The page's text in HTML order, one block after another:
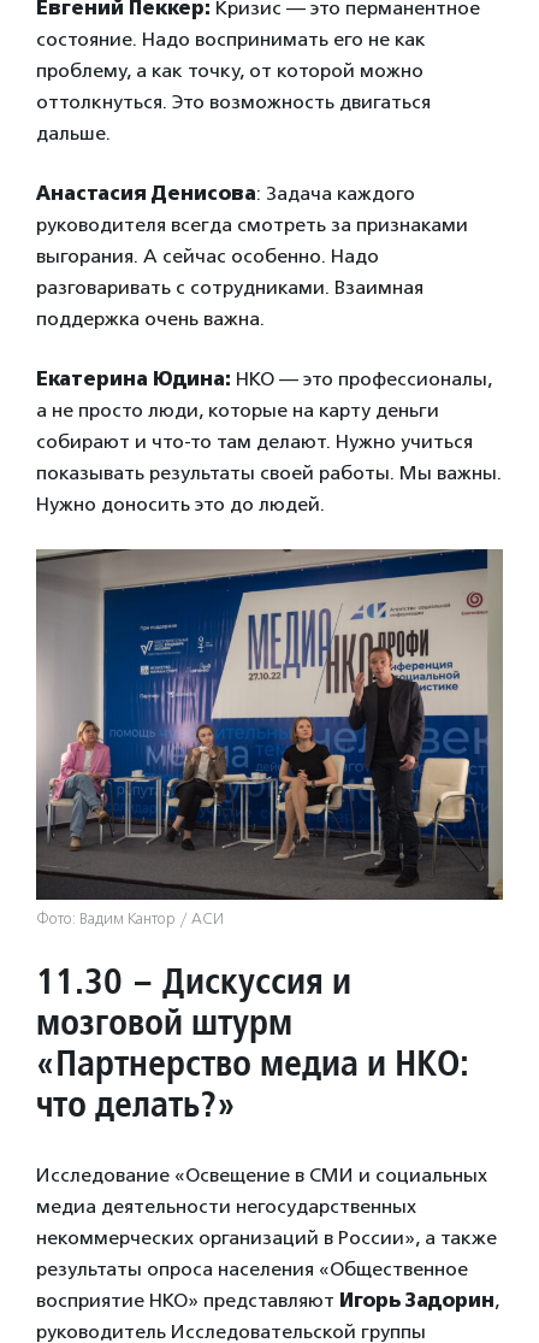
Евгений Пеккер: Кризис — это перманентное
состояние. Надо воспринимать его не как
проблему, а как точку, от которой можно
оттолкнуться. Это возможность двигаться
дальше.
Анастасия Денисова: Задача каждого
руководителя всегда смотреть за признаками
выгорания. А сейчас особенно. Надо
разговаривать с сотрудниками. Взаимная
поддержка очень важна.
Екатерина Юдина: НКО — это профессионалы,
а не просто люди, которые на карту деньги
собирают и что-то там делают. Нужно учиться
показывать результаты своей работы. Мы важны.
Нужно доносить это до людей.
Фото: Вадим Кантор / АСИ
11.30 – Дискуссия и
мозговой штурм
«Партнерство медиа и НКО:
что делать?»
Исследование «Освещение в СМИ и социальных
медиа деятельности негосударственных
некоммерческих организаций в России», а также
результаты опроса населения «Общественное
восприятие НКО» представляют Игорь Задорин,
руководитель Исследовательской группы